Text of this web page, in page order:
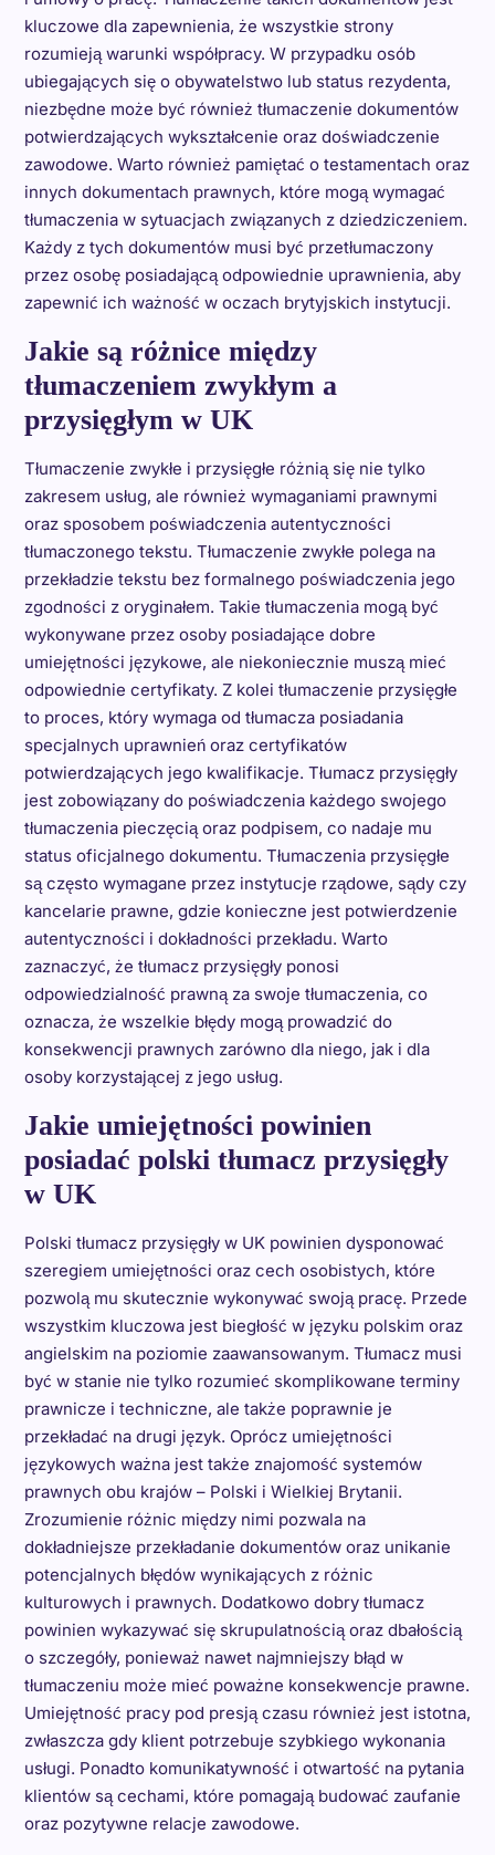
kluczowe dla zapewnienia, że wszystkie strony
rozumieją warunki współpracy. W przypadku osób
ubiegających się o obywatelstwo lub status rezydenta,
niezbędne może być również tłumaczenie dokumentów
potwierdzających wykształcenie oraz doświadczenie
zawodowe. Warto również pamiętać o testamentach oraz
innych dokumentach prawnych, które mogą wymagać
tłumaczenia w sytuacjach związanych z dziedziczeniem.
Każdy z tych dokumentów musi być przetłumaczony
przez osobę posiadającą odpowiednie uprawnienia, aby
zapewnić ich ważność w oczach brytyjskich instytucji.
Jakie są różnice między
tłumaczeniem zwykłym a
przysięgłym w UK
Tłumaczenie zwykłe i przysięgłe różnią się nie tylko
zakresem usług, ale również wymaganiami prawnymi
oraz sposobem poświadczenia autentyczności
tłumaczonego tekstu. Tłumaczenie zwykłe polega na
przekładzie tekstu bez formalnego poświadczenia jego
zgodności z oryginałem. Takie tłumaczenia mogą być
wykonywane przez osoby posiadające dobre
umiejętności językowe, ale niekoniecznie muszą mieć
odpowiednie certyfikaty. Z kolei tłumaczenie przysięgłe
to proces, który wymaga od tłumacza posiadania
specjalnych uprawnień oraz certyfikatów
potwierdzających jego kwalifikacje. Tłumacz przysięgły
jest zobowiązany do poświadczenia każdego swojego
tłumaczenia pieczęcią oraz podpisem, co nadaje mu
status oficjalnego dokumentu. Tłumaczenia przysięgłe
są często wymagane przez instytucje rządowe, sądy czy
kancelarie prawne, gdzie konieczne jest potwierdzenie
autentyczności i dokładności przekładu. Warto
zaznaczyć, że tłumacz przysięgły ponosi
odpowiedzialność prawną za swoje tłumaczenia, co
oznacza, że wszelkie błędy mogą prowadzić do
konsekwencji prawnych zarówno dla niego, jak i dla
osoby korzystającej z jego usług.
Jakie umiejętności powinien
posiadać polski tłumacz przysięgły
w UK
Polski tłumacz przysięgły w UK powinien dysponować
szeregiem umiejętności oraz cech osobistych, które
pozwolą mu skutecznie wykonywać swoją pracę. Przede
wszystkim kluczowa jest biegłość w języku polskim oraz
angielskim na poziomie zaawansowanym. Tłumacz musi
być w stanie nie tylko rozumieć skomplikowane terminy
prawnicze i techniczne, ale także poprawnie je
przekładać na drugi język. Oprócz umiejętności
językowych ważna jest także znajomość systemów
prawnych obu krajów – Polski i Wielkiej Brytanii.
Zrozumienie różnic między nimi pozwala na
dokładniejsze przekładanie dokumentów oraz unikanie
potencjalnych błędów wynikających z różnic
kulturowych i prawnych. Dodatkowo dobry tłumacz
powinien wykazywać się skrupulatnością oraz dbałością
o szczegóły, ponieważ nawet najmniejszy błąd w
tłumaczeniu może mieć poważne konsekwencje prawne.
Umiejętność pracy pod presją czasu również jest istotna,
zwłaszcza gdy klient potrzebuje szybkiego wykonania
usługi. Ponadto komunikatywność i otwartość na pytania
klientów są cechami, które pomagają budować zaufanie
oraz pozytywne relacje zawodowe.